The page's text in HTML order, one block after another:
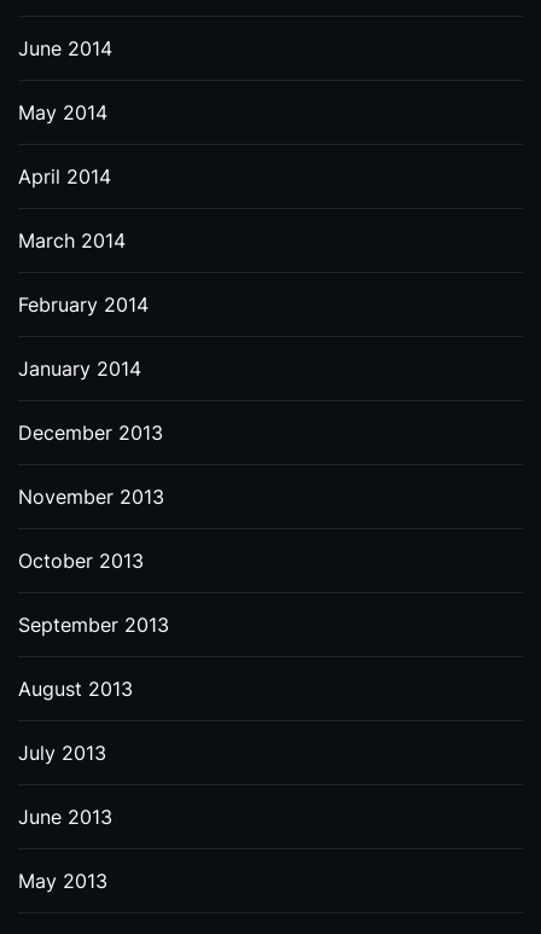
June 2014
May 2014
April 2014
March 2014
February 2014
January 2014
December 2013
November 2013
October 2013
September 2013
August 2013
July 2013
June 2013
May 2013